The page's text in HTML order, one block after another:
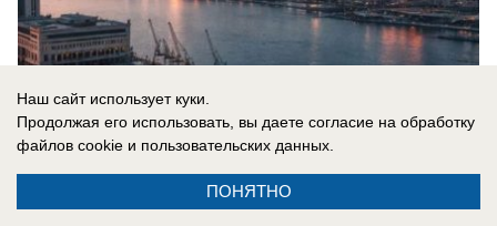
Наш сайт использует куки.
Продолжая его использовать, вы даете согласие на обработку
файлов cookie и пользовательских данных.
ПОНЯТНО